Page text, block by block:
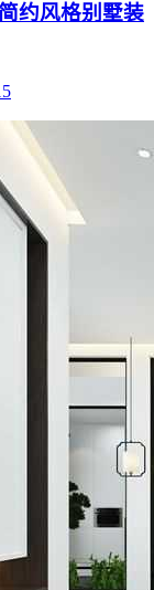
约风格别墅装